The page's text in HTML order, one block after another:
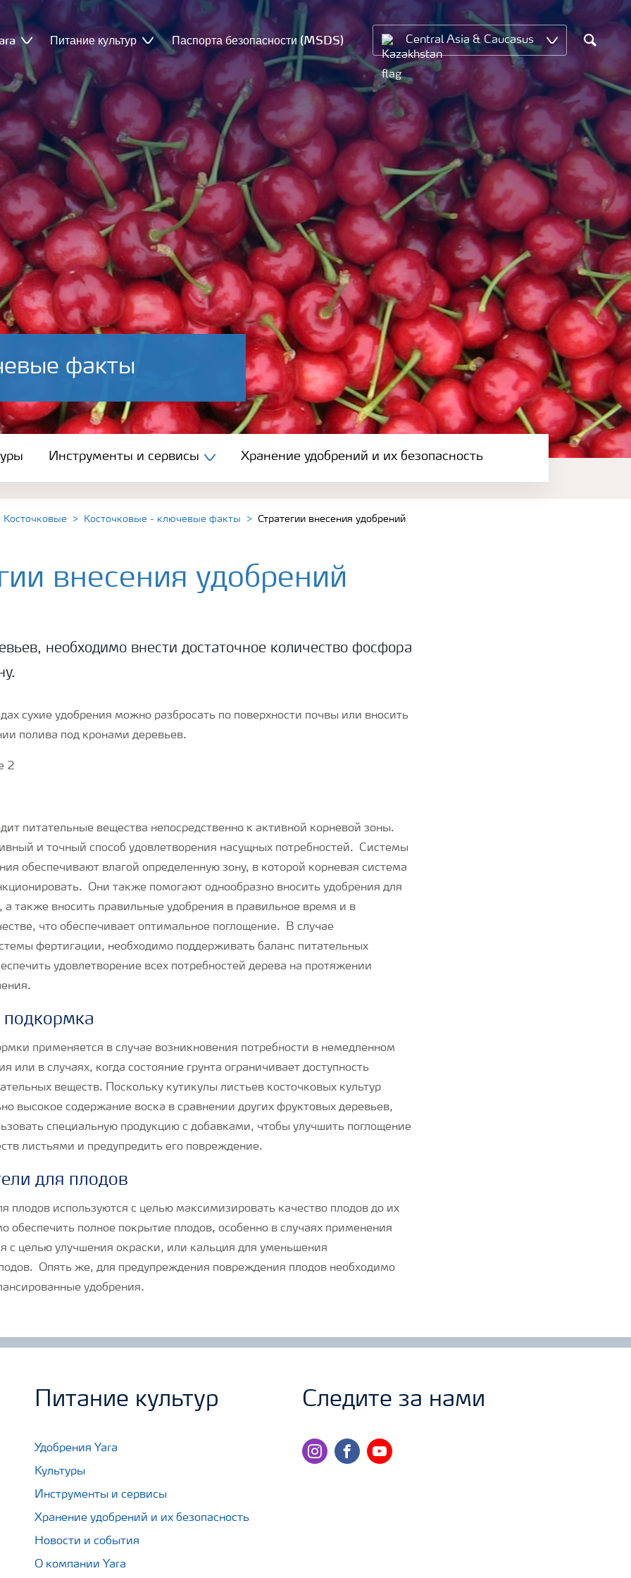
Питание культур Паспорта безопасности (MSDS) Central Asia & Caucasus
Search
факты
Инструменты и сервисы Хранение удобрений и их безопасность
Косточковые Косточковые - ключевые факты Стратегии внесения удобрений
внесения удобрений
необходимо внести достаточное количество фосфора
сухие удобрения можно разбросать по поверхности почвы или вносить
полива под кронами деревьев.
питательные вещества непосредственно к активной корневой зоны.
и точный способ удовлетворения насущных потребностей. Системы
обеспечивают влагой определенную зону, в которой корневая система
Они также помогают однообразно вносить удобрения для
а также вносить правильные удобрения в правильное время и в
что обеспечивает оптимальное поглощение. В случае
фертигации, необходимо поддерживать баланс питательных
удовлетворение всех потребностей дерева на протяжении
применяется в случае возникновения потребности в немедленном
или в случаях, когда состояние грунта ограничивает доступность
веществ. Поскольку кутикулы листьев косточковых культур
высокое содержание воска в сравнении других фруктовых деревьев,
специальную продукцию с добавками, чтобы улучшить поглощение
листьями и предупредить его повреждение.
для плодов
плодов используются с целью максимизировать качество плодов до их
обеспечить полное покрытие плодов, особенно в случаях применения
с целью улучшения окраски, или кальция для уменьшения
Опять же, для предупреждения повреждения плодов необходимо
удобрения.
Питание культур
Удобрения Yara
Культуры
Инструменты и сервисы
Хранение удобрений и их безопасность
Новости и события
О компании Yara
Следите за нами
instagramfacebookyoutube